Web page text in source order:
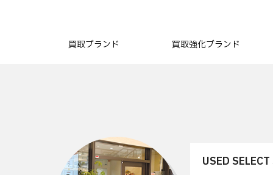
買取ブランド 買取強化ブランド
USED